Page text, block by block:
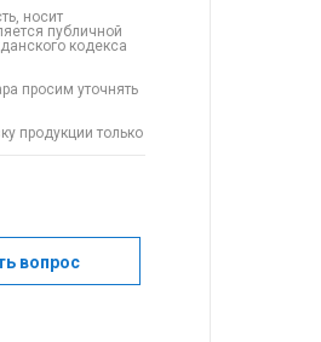
носит
публичной
кодекса
просим уточнять
продукции только
вопрос